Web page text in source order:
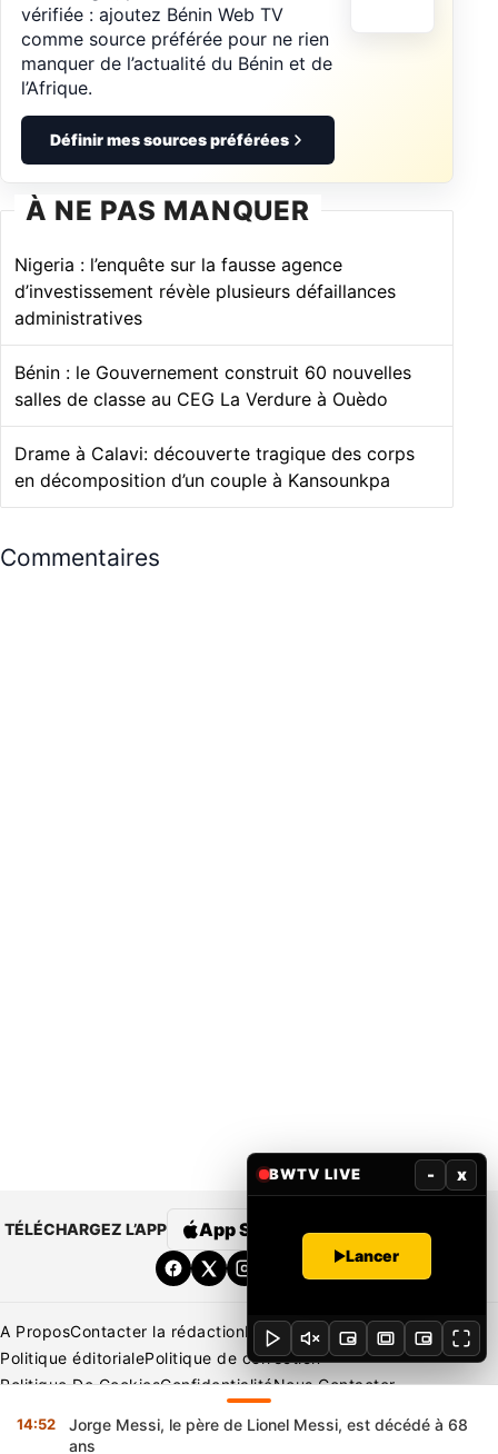
vérifiée : ajoutez Bénin Web TV
comme source préférée pour ne rien
manquer de l’actualité du Bénin et de
l’Afrique.
Définir mes sources préférées
À NE PAS MANQUER
Nigeria : l’enquête sur la fausse agence
d’investissement révèle plusieurs défaillances
administratives
Bénin : le Gouvernement construit 60 nouvelles
salles de classe au CEG La Verdure à Ouèdo
Drame à Calavi: découverte tragique des corps
en décomposition d’un couple à Kansounkpa
Commentaires
TÉLÉCHARGEZ L’APP App Store Google Play
A ProposContacter la rédactionRédaction Mentions légales
Politique éditorialePolitique de correction
Politique De CookiesConfidentialitéNous Contacter
Copyright © 2026 BENIN WEB TV | Tous Droits Réservés
14:52
Jorge Messi, le père de Lionel Messi, est décédé à 68
ans
BWTV LIVE - x
Lancer